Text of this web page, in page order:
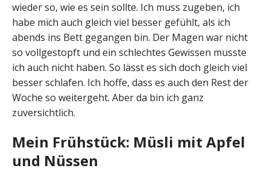
wieder so, wie es sein sollte. Ich muss zugeben, ich
habe mich auch gleich viel besser gefühlt, als ich
abends ins Bett gegangen bin. Der Magen war nicht
so vollgestopft und ein schlechtes Gewissen musste
ich auch nicht haben. So lässt es sich doch gleich viel
besser schlafen. Ich hoffe, dass es auch den Rest der
Woche so weitergeht. Aber da bin ich ganz
zuversichtlich.
Mein Frühstück: Müsli mit Apfel
und Nüssen